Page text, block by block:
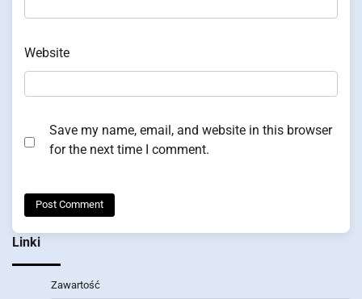
Website
Save my name, email, and website in this browser
for the next time I comment.
Linki
Zawartość